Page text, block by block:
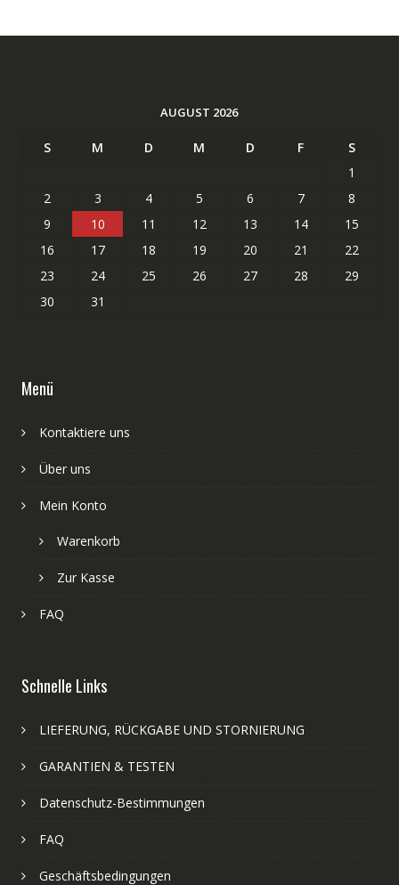
AUGUST 2026
S M D M D F
S
1
2
3 4 5 6 7
8
9
10 11 12 13 14
15
16
17 18 19 20 21
22
23
24 25 26 27 28
29
30
31
Menü
Kontaktiere uns
Über uns
Mein Konto
Warenkorb
Zur Kasse
FAQ
Schnelle Links
LIEFERUNG, RÜCKGABE UND STORNIERUNG
GARANTIEN & TESTEN
Datenschutz-Bestimmungen
FAQ
Geschäftsbedingungen